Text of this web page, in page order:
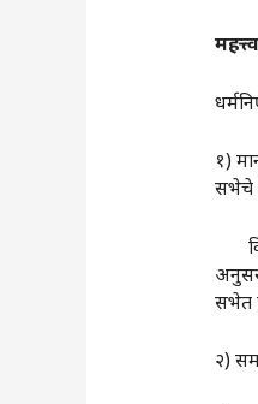
१)
सभेचे
सभेत
२)